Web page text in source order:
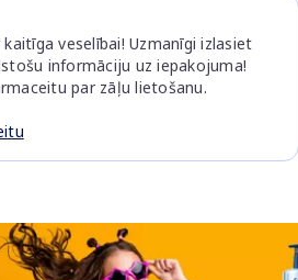
veselībai! Uzmanīgi izlasiet
informāciju uz iepakojuma!
par zāļu lietošanu.